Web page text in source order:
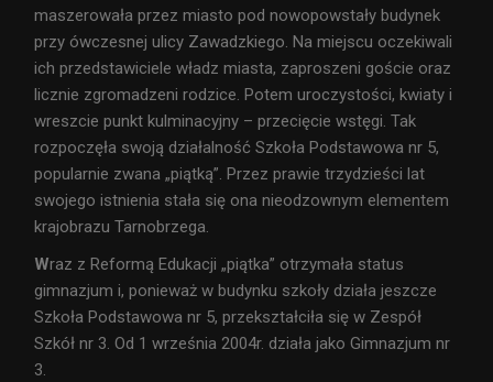
maszerowała przez miasto pod nowopowstały budynek
przy ówczesnej ulicy Zawadzkiego. Na miejscu oczekiwali
ich przedstawiciele władz miasta, zaproszeni goście oraz
licznie zgromadzeni rodzice. Potem uroczystości, kwiaty i
wreszcie punkt kulminacyjny – przecięcie wstęgi. Tak
rozpoczęła swoją działalność Szkoła Podstawowa nr 5,
popularnie zwana „piątką”. Przez prawie trzydzieści lat
swojego istnienia stała się ona nieodzownym elementem
krajobrazu Tarnobrzega.
Wraz z Reformą Edukacji „piątka” otrzymała status
gimnazjum i, ponieważ w budynku szkoły działa jeszcze
Szkoła Podstawowa nr 5, przekształciła się w Zespół
Szkół nr 3. Od 1 września 2004r. działa jako Gimnazjum nr
3.